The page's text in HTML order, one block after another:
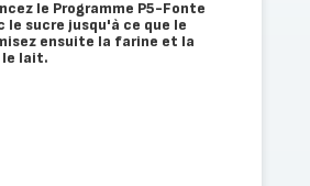
le Programme P5-Fonte
sucre jusqu'à ce que le
ensuite la farine et la
le lait.